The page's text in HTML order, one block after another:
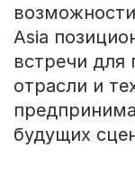
Asia
встречи для
отрасли и
будущих